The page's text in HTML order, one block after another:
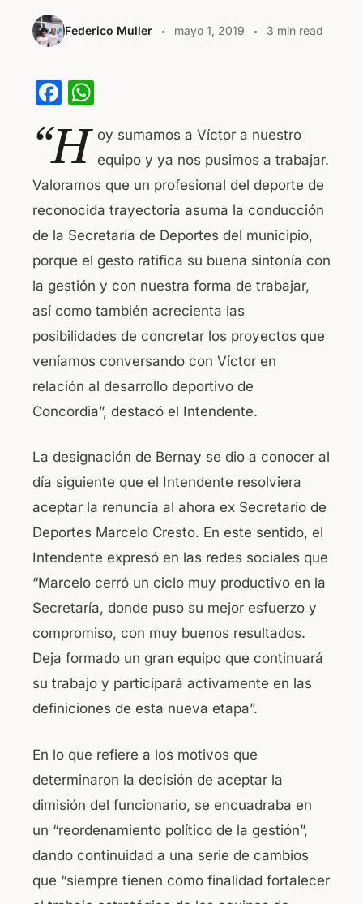
Federico Muller mayo 1, 2019 3 min read
F
c
e
b
o
o
k
at
s
A
p
p
“H oy sumamos a Víctor a nuestro
equipo y ya nos pusimos a trabajar.
Valoramos que un profesional del deporte de
reconocida trayectoria asuma la conducción
de la Secretaría de Deportes del municipio,
porque el gesto ratifica su buena sintonía con
la gestión y con nuestra forma de trabajar,
así como también acrecienta las
posibilidades de concretar los proyectos que
veníamos conversando con Víctor en
relación al desarrollo deportivo de
Concordia”, destacó el Intendente.
La designación de Bernay se dio a conocer al
día siguiente que el Intendente resolviera
aceptar la renuncia al ahora ex Secretario de
Deportes Marcelo Cresto. En este sentido, el
Intendente expresó en las redes sociales que
“Marcelo cerró un ciclo muy productivo en la
Secretaría, donde puso su mejor esfuerzo y
compromiso, con muy buenos resultados.
Deja formado un gran equipo que continuará
su trabajo y participará activamente en las
definiciones de esta nueva etapa”.
En lo que refiere a los motivos que
determinaron la decisión de aceptar la
dimisión del funcionario, se encuadraba en
un “reordenamiento político de la gestión”,
dando continuidad a una serie de cambios
que “siempre tienen como finalidad fortalecer